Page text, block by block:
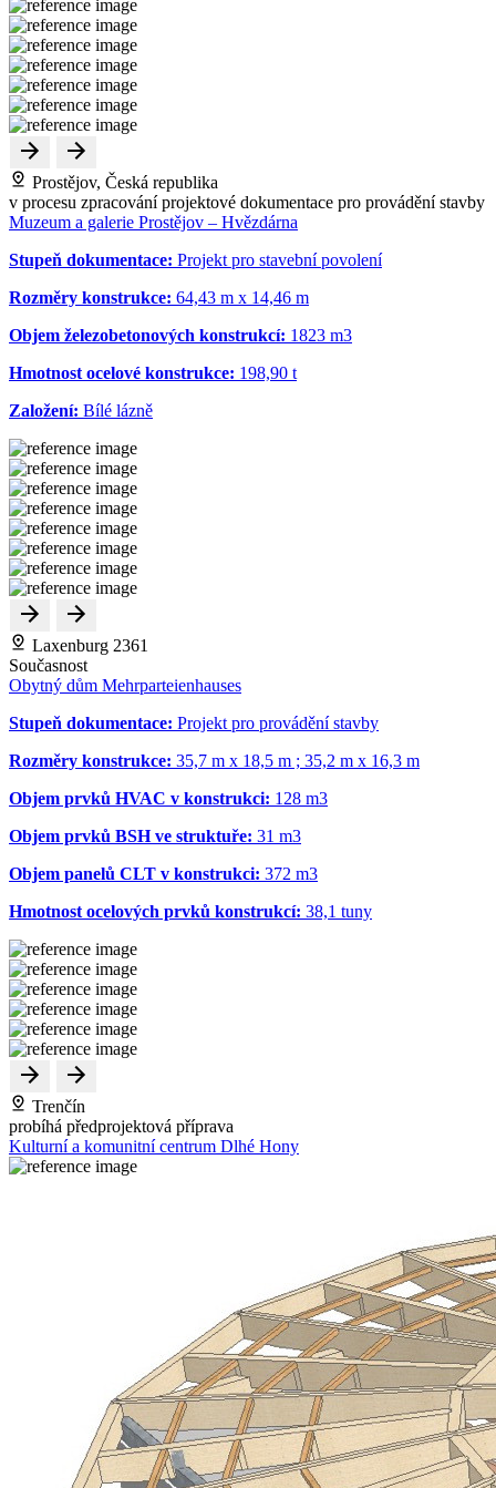
Prostějov, Česká republika
v procesu zpracování projektové dokumentace pro provádění stavby
Muzeum a galerie Prostějov – Hvězdárna
Stupeň dokumentace: Projekt pro stavební povolení
Rozměry konstrukce: 64,43 m x 14,46 m
Objem železobetonových konstrukcí: 1823 m3
Hmotnost ocelové konstrukce: 198,90 t
Založení: Bílé lázně
Laxenburg 2361
Současnost
Obytný dům Mehrparteienhauses
Stupeň dokumentace: Projekt pro provádění stavby
Rozměry konstrukce: 35,7 m x 18,5 m ; 35,2 m x 16,3 m
Objem prvků HVAC v konstrukci: 128 m3
Objem prvků BSH ve struktuře: 31 m3
Objem panelů CLT v konstrukci: 372 m3
Hmotnost ocelových prvků konstrukcí: 38,1 tuny
Trenčín
probíhá předprojektová příprava
Kulturní a komunitní centrum Dlhé Hony